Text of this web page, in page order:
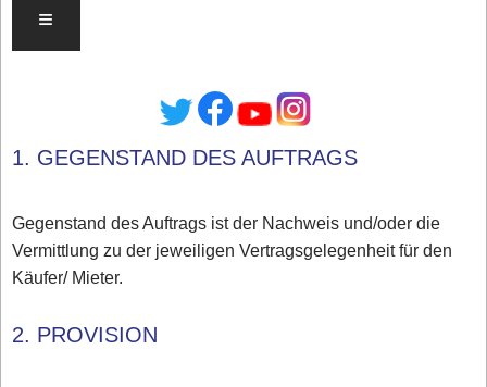
≡
1. GEGENSTAND DES AUFTRAGS
Gegenstand des Auftrags ist der Nachweis und/oder die
Vermittlung zu der jeweiligen Vertragsgelegenheit für den
Käufer/ Mieter.
2. PROVISION